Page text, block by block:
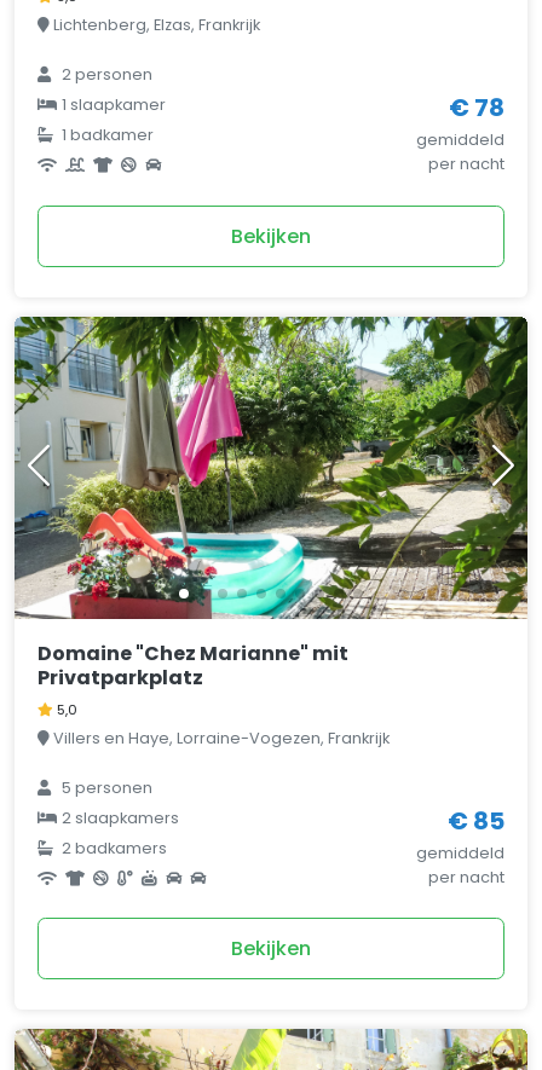
Lichtenberg, Elzas, Frankrijk
2 personen
1 slaapkamer
1 badkamer
€ 78
gemiddeld
per nacht
Bekijken
Domaine "Chez Marianne" mit
Privatparkplatz
5,0
Villers en Haye, Lorraine-Vogezen, Frankrijk
5 personen
2 slaapkamers
2 badkamers
€ 85
gemiddeld
per nacht
Bekijken